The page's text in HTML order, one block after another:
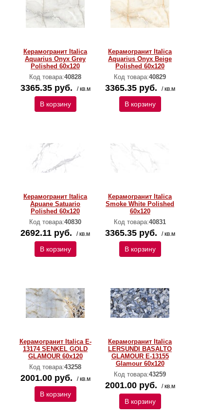
Керамогранит Italica
Aquarius Onyx Grey
Polished 60х120
Код товара:40828
3365.35 руб. / кв.м
В корзину
Керамогранит Italica
Aquarius Onyx Beige
Polished 60х120
Код товара:40829
3365.35 руб. / кв.м
В корзину
Керамогранит Italica
Apuane Satuario
Polished 60х120
Код товара:40830
2692.11 руб. / кв.м
В корзину
Керамогранит Italica
Smoke White Polished
60х120
Код товара:40831
3365.35 руб. / кв.м
В корзину
Керамогранит Italica E-
13174 SENKEL GOLD
GLAMOUR 60х120
Код товара:43258
2001.00 руб. / кв.м
В корзину
Керамогранит Italica
LERSUNDI BASALTO
GLAMOUR E-13155
Glamour 60х120
Код товара:43259
2001.00 руб. / кв.м
В корзину